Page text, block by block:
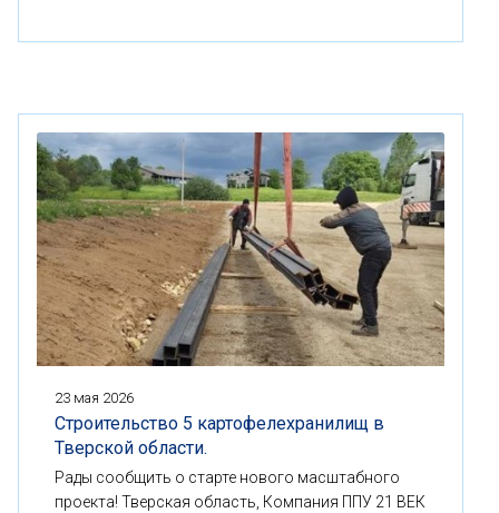
23 мая 2026
Строительство 5 картофелехранилищ в
Тверской области.
Рады сообщить о старте нового масштабного
проекта! Тверская область, Компания ППУ 21 ВЕК